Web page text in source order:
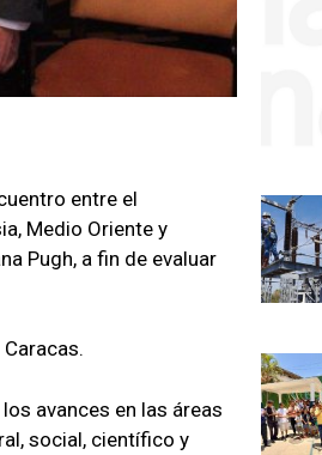
entre el
Medio Oriente y
Pugh, a fin de evaluar
avances en las áreas
social, científico y